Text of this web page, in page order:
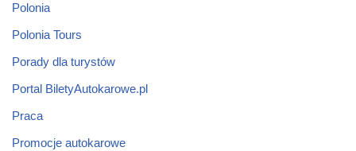
Polonia
Polonia Tours
Porady dla turystów
Portal BiletyAutokarowe.pl
Praca
Promocje autokarowe